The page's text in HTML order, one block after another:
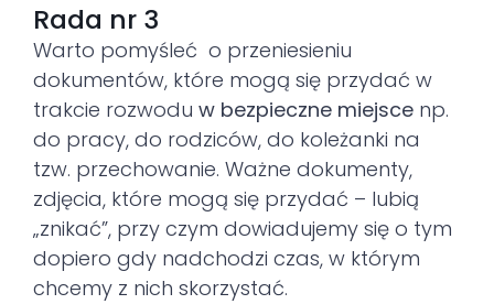
Rada nr 3
Warto pomyśleć o przeniesieniu
dokumentów, które mogą się przydać w
trakcie rozwodu w bezpieczne miejsce np.
do pracy, do rodziców, do koleżanki na
tzw. przechowanie. Ważne dokumenty,
zdjęcia, które mogą się przydać – lubią
„znikać”, przy czym dowiadujemy się o tym
dopiero gdy nadchodzi czas, w którym
chcemy z nich skorzystać.